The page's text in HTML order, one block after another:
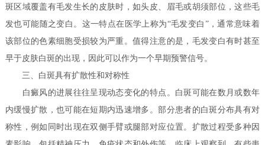
斑区域覆盖有毛发生长的皮肤时，如头皮、眉毛或胡须部位，这些毛
发也可能随之变白。这一特点在医学上称为“毛发变白”，通常意味着
该部位的色素细胞受损较为严重。值得注意的是，毛发变白有时甚至
早于皮肤白斑的出现，因此可以作为一个早期预警信号。
三、白斑具有扩散性和对称性
白癜风的进展往往呈现动态变化的特点。白斑可能在数月或数年
内缓慢扩散，也可能在短期内迅速增多。部分患者的白斑分布具有对
称性，例如同时出现在双侧手臂或腿部对应位置。扩散过程受多种因